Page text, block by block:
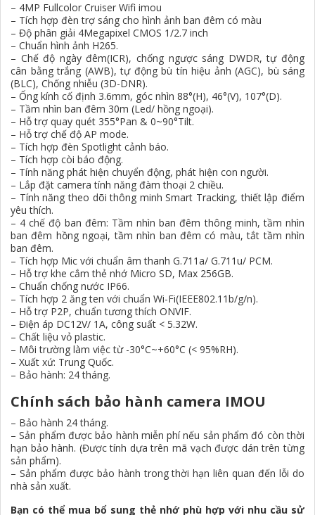
– 4MP Fullcolor Cruiser Wifi imou
– Tích hợp đèn trợ sáng cho hình ảnh ban đêm có màu
– Độ phân giải 4Megapixel CMOS 1/2.7 inch
– Chuẩn hình ảnh H265.
– Chế độ ngày đêm(ICR), chống ngược sáng DWDR, tự động
cân bằng trắng (AWB), tự động bù tín hiệu ảnh (AGC), bù sáng
(BLC), Chống nhiễu (3D-DNR).
– Ống kính cố định 3.6mm, góc nhìn 88°(H), 46°(V), 107°(D).
– Tầm nhìn ban đêm 30m (Led/ hồng ngoại).
– Hỗ trợ quay quét 355°Pan & 0~90°Tilt.
– Hỗ trợ chế độ AP mode.
– Tích hợp đèn Spotlight cảnh báo.
– Tích hợp còi báo động.
– Tính năng phát hiện chuyển động, phát hiện con người.
– Lắp đặt camera tính năng đàm thoại 2 chiều.
– Tính năng theo dõi thông minh Smart Tracking, thiết lập điểm
yêu thích.
– 4 chế độ ban đêm: Tầm nhìn ban đêm thông minh, tầm nhìn
ban đêm hồng ngoại, tầm nhìn ban đêm có màu, tắt tầm nhìn
ban đêm.
– Tích hợp Mic với chuẩn âm thanh G.711a/ G.711u/ PCM.
– Hỗ trợ khe cắm thẻ nhớ Micro SD, Max 256GB.
– Chuẩn chống nước IP66.
– Tích hợp 2 ăng ten với chuẩn Wi-Fi(IEEE802.11b/g/n).
– Hỗ trợ P2P, chuẩn tương thích ONVIF.
– Điện áp DC12V/ 1A, công suất < 5.32W.
– Chất liệu vỏ plastic.
– Môi trường làm việc từ -30°C~+60°C (< 95%RH).
– Xuất xứ: Trung Quốc.
– Bảo hành: 24 tháng.
Chính sách bảo hành camera IMOU
– Bảo hành 24 tháng.
– Sản phẩm được bảo hành miễn phí nếu sản phẩm đó còn thời
hạn bảo hành. (Được tính dựa trên mã vạch được dán trên từng
sản phẩm).
– Sản phẩm được bảo hành trong thời hạn liên quan đến lỗi do
nhà sản xuất.
Bạn có thể mua bổ sung thẻ nhớ phù hợp với nhu cầu sử